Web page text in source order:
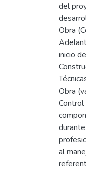
del
Obra
inicio
Obra
Control
al